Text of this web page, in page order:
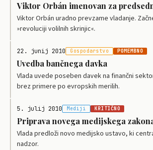
Viktor Orbán imenovan za
Viktor Orbán uradno prevzame vladanje.
»revoluciji volilnih skrinjic«.
22. junij 2010 Gospodarstvo POMEMBNO
Uvedba bančnega davka
Vlada uvede poseben davek na finančni
brez primere po evropskih merilih.
5. julij 2010 Mediji KRITIČNO
Priprava novega medijskega
Vlada predloži novo medijsko ustavo, ki
nadzor.